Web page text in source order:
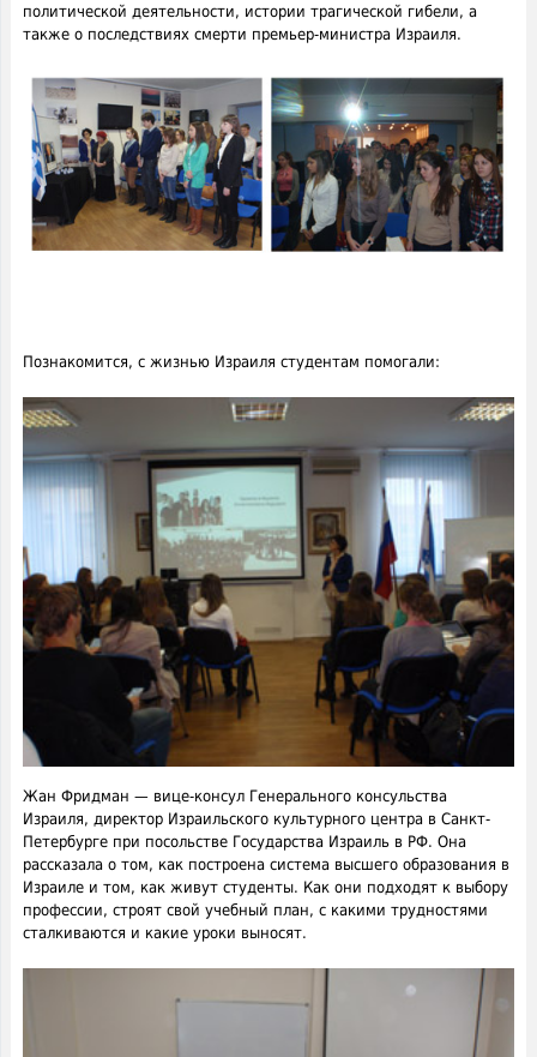
политической деятельности, истории трагической гибели, а
также о последствиях смерти премьер-министра Израиля.
Познакомится, с жизнью Израиля студентам помогали:
Жан Фридман — вице-консул Генерального консульства
Израиля, директор Израильского культурного центра в Санкт-
Петербурге при посольстве Государства Израиль в РФ. Она
рассказала о том, как построена система высшего образования в
Израиле и том, как живут студенты. Как они подходят к выбору
профессии, строят свой учебный план, с какими трудностями
сталкиваются и какие уроки выносят.